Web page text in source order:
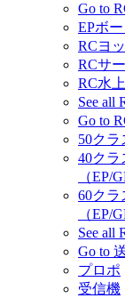
Go to
EPボー
RCヨ
RCサ
RC水
See all
Go to
50クラ
40ク
（EP/
60ク
（EP/
See all
Go to
プロポ
受信機